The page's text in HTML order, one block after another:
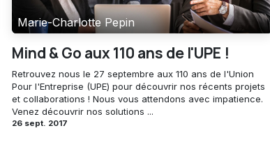
Marie-Charlotte Pepin
Mind & Go aux 110 ans de l'UPE !
Retrouvez nous le 27 septembre aux 110 ans de l'Union
Pour l'Entreprise (UPE) pour découvrir nos récents projets
et collaborations ! Nous vous attendons avec impatience.
Venez découvrir nos solutions ...
26 sept. 2017